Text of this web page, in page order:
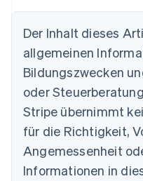
Der Inhalt dieses
allgemeinen
Bildungszwecken
oder
Stripe übernimmt
für die Richtigkeit,
Angemessenheit
Informationen in
Australien
English
Belgien
Brasilien
PortuguêsEnglish
Bulgarien
English
Dänemark
English